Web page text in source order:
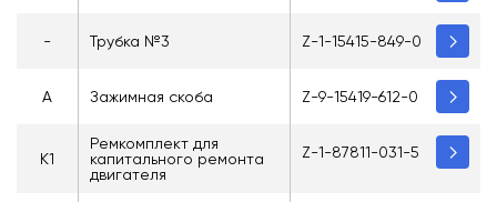
- Трубка №3 Z-1-15415-849-0
A Зажимная скоба Z-9-15419-612-0
K1
Ремкомплект для
капитального ремонта
двигателя
Z-1-87811-031-5